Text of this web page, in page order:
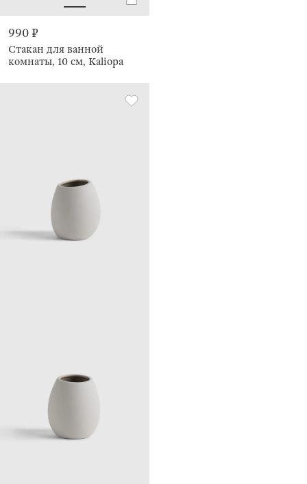
990 ₽
Стакан для ванной
комнаты, 10 см, Kaliopa